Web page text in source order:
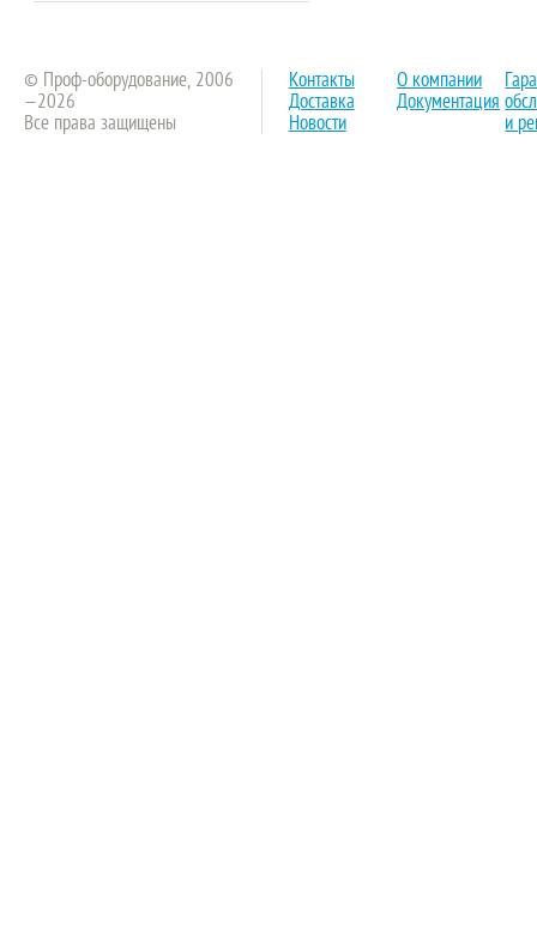
© Проф-оборудование, 2006
—2026
Все права защищены
Контакты
Доставка
Новости
О компании
Документация
и